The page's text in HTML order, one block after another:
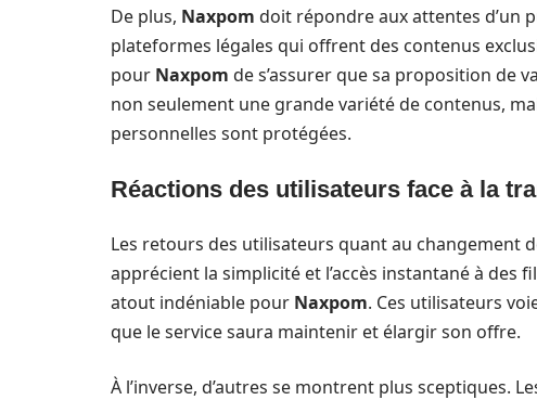
De plus, Naxpom doit répondre aux attentes d’un
plateformes légales qui offrent des contenus
pour Naxpom de s’assurer que sa proposition de
non seulement une grande variété de contenus,
personnelles sont protégées.
Réactions des utilisateurs face à la
Les retours des utilisateurs quant au changement
apprécient la simplicité et l’accès instantané à des
atout indéniable pour Naxpom. Ces utilisateurs
que le service saura maintenir et élargir son offre.
À l’inverse, d’autres se montrent plus sceptiques.